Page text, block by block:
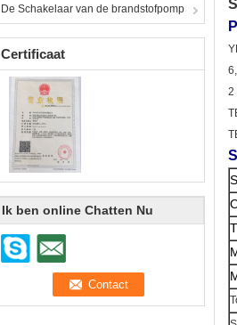
De Schakelaar van de brandstofpomp
Certificaat
Ik ben online Chatten Nu
2